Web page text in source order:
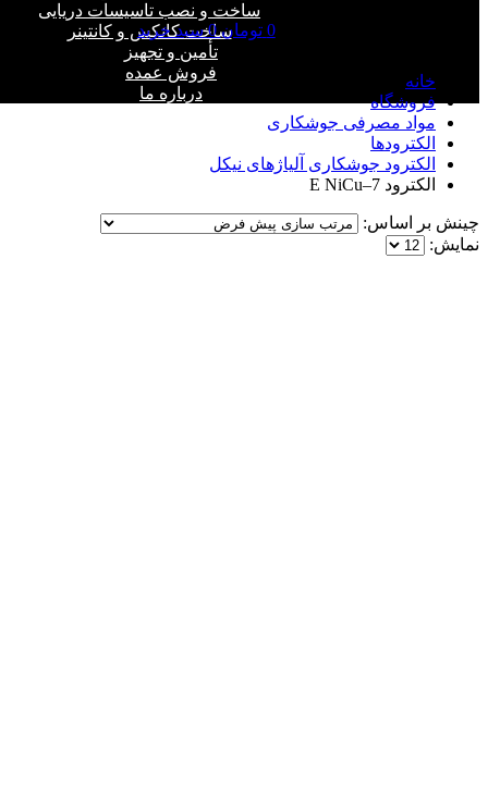
ساخت و نصب تاسیسات دریایی
ساخت کانکس و کانتینر
تأمین و تجهیز
فروش عمده
درباره ما
0 تومان 0 سبد خرید
خانه
فروشگاه
مواد مصرفی جوشکاری
الکترودها
الکترود جوشکاری آلیاژهای نیکل
الکترود E NiCu–7
چینش بر اساس:
نمایش: